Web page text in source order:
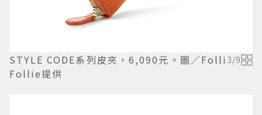
STYLE CODE系列皮夾，6,090元。圖／Folli
Follie提供
3/9